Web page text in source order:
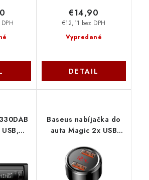
Vypredané
€12,11 bez DPH
€14,90
DETAIL
Baseus nabíjačka do
auta Magic 2x USB
čierna
6953156293212
NoName